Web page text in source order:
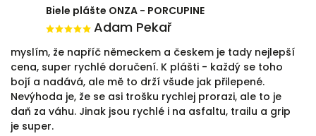
Biele plášte ONZA - PORCUPINE
Adam Pekař
myslím, že napříč německem a českem je tady nejlepší
cena, super rychlé doručení. K plášti - každý se toho
bojí a nadává, ale mě to drží všude jak přilepené.
Nevýhoda je, že se asi trošku rychlej prorazi, ale to je
daň za váhu. Jinak jsou rychlé i na asfaltu, trailu a grip
je super.